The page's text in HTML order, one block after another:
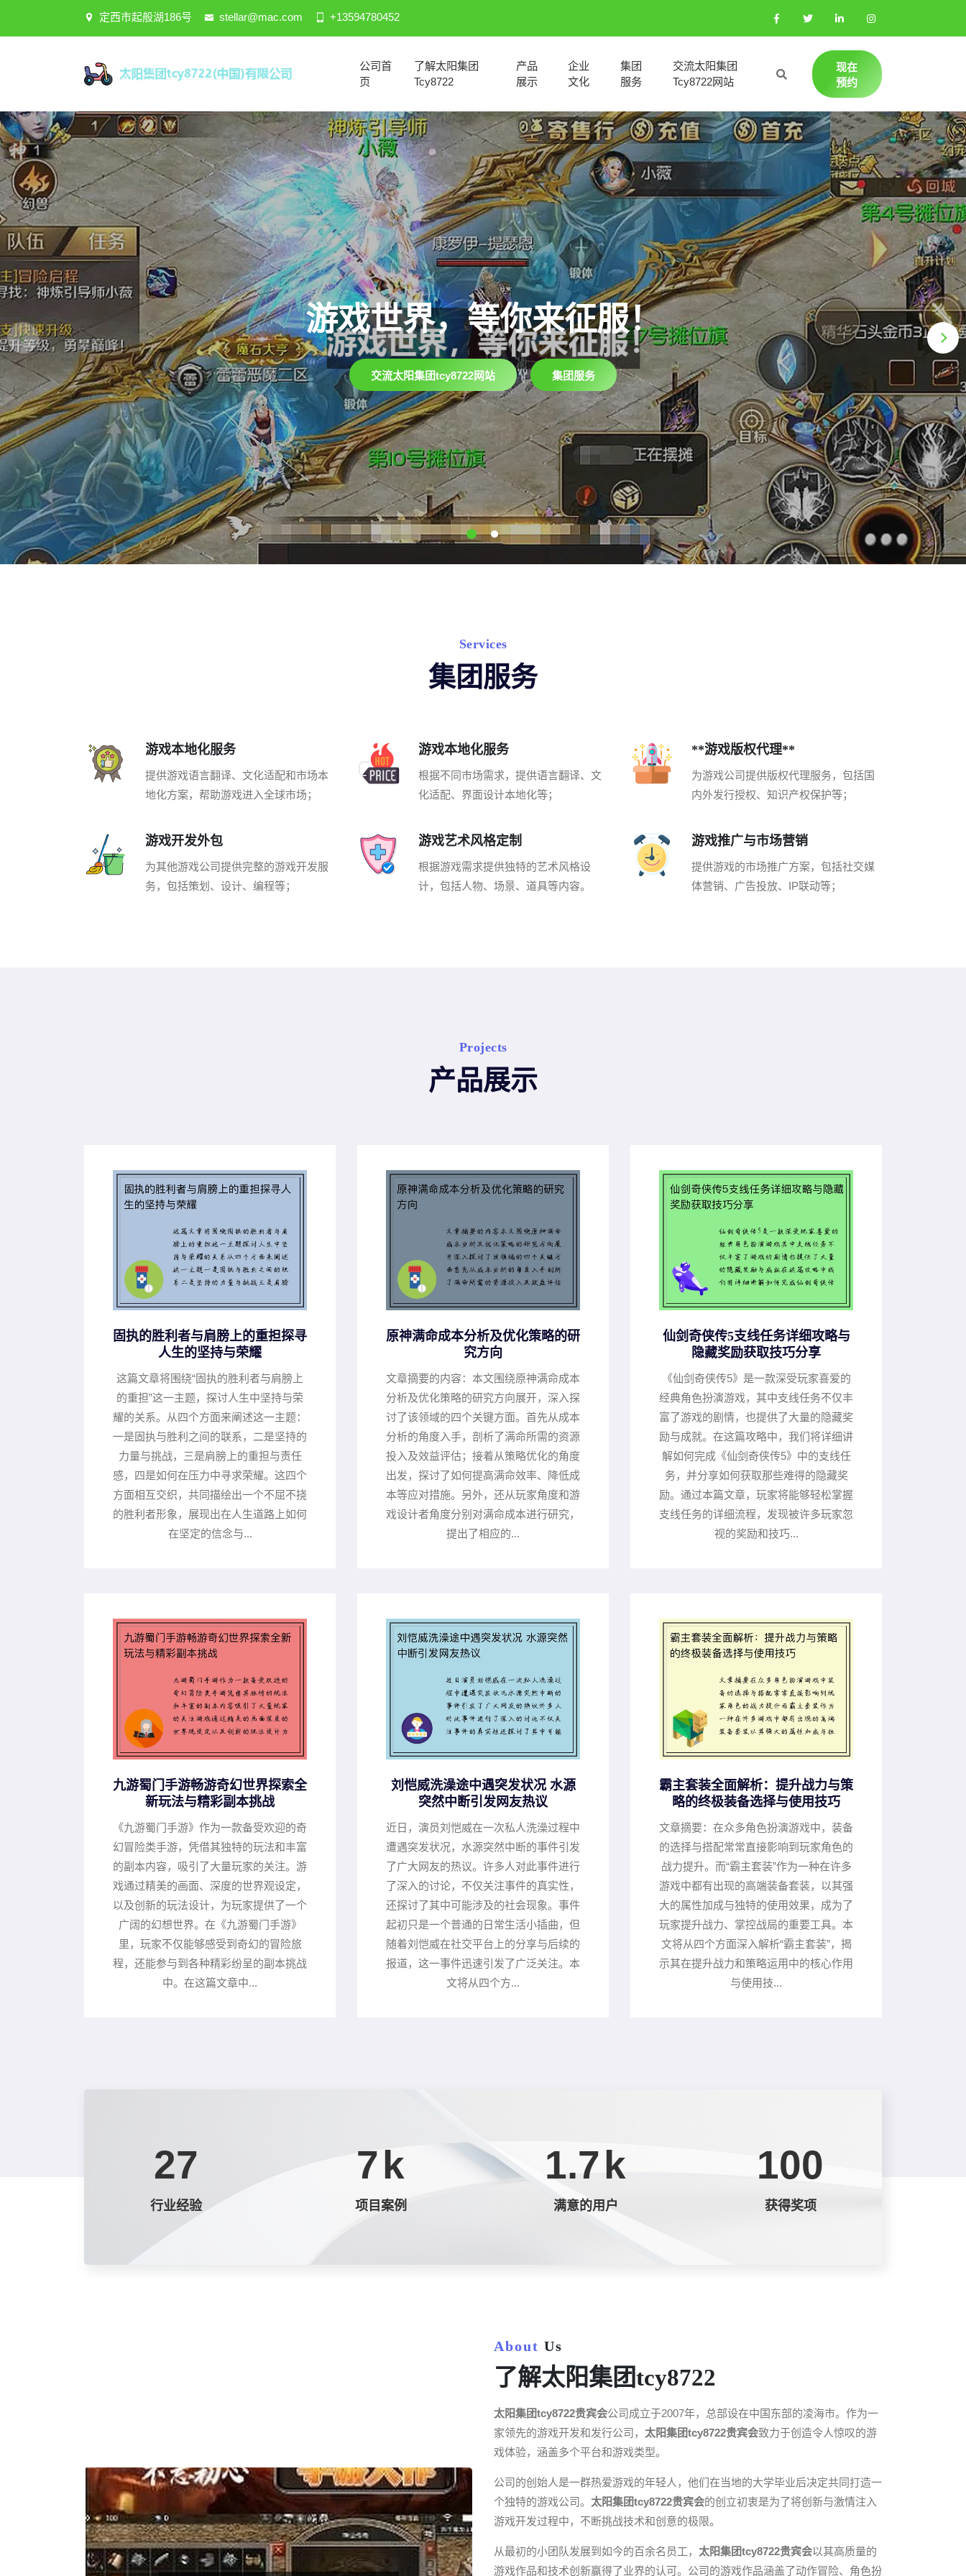
定西市起般湖186号 stellar@mac.com +13594780452
公司首
页
了解太阳集团
Tcy8722
产品
展示
企业
文化
集团
服务
交流太阳集团
Tcy8722网站
现在
预约
游戏世界，等你来征服！
交流太阳集团tcy8722网站 集团服务
“与你的英雄一起，征战每一场战
斗！”
产品展示 了解太阳集团tcy8722
Services
集团服务
游戏本地化服务
提供游戏语言翻译、文化适配和市场本
地化方案，帮助游戏进入全球市场；
游戏本地化服务
根据不同市场需求，提供语言翻译、文
化适配、界面设计本地化等；
**游戏版权代理**
为游戏公司提供版权代理服务，包括国
内外发行授权、知识产权保护等；
游戏开发外包
为其他游戏公司提供完整的游戏开发服
务，包括策划、设计、编程等；
游戏艺术风格定制
根据游戏需求提供独特的艺术风格设
计，包括人物、场景、道具等内容。
游戏推广与市场营销
提供游戏的市场推广方案，包括社交媒
体营销、广告投放、IP联动等；
Projects
产品展示
固执的胜利者与肩膀上的重担探寻
人生的坚持与荣耀
这篇文章将围绕“固执的胜利者与肩膀上
的重担”这一主题，探讨人生中坚持与荣
耀的关系。从四个方面来阐述这一主题：
一是固执与胜利之间的联系，二是坚持的
力量与挑战，三是肩膀上的重担与责任
感，四是如何在压力中寻求荣耀。这四个
方面相互交织，共同描绘出一个不屈不挠
的胜利者形象，展现出在人生道路上如何
在坚定的信念与...
原神满命成本分析及优化策略的研
究方向
文章摘要的内容：本文围绕原神满命成本
分析及优化策略的研究方向展开，深入探
讨了该领域的四个关键方面。首先从成本
分析的角度入手，剖析了满命所需的资源
投入及效益评估；接着从策略优化的角度
出发，探讨了如何提高满命效率、降低成
本等应对措施。另外，还从玩家角度和游
戏设计者角度分别对满命成本进行研究，
提出了相应的...
仙剑奇侠传5支线任务详细攻略与
隐藏奖励获取技巧分享
《仙剑奇侠传5》是一款深受玩家喜爱的
经典角色扮演游戏，其中支线任务不仅丰
富了游戏的剧情，也提供了大量的隐藏奖
励与成就。在这篇攻略中，我们将详细讲
解如何完成《仙剑奇侠传5》中的支线任
务，并分享如何获取那些难得的隐藏奖
励。通过本篇文章，玩家将能够轻松掌握
支线任务的详细流程，发现被许多玩家忽
视的奖励和技巧...
九游蜀门手游畅游奇幻世界探索全
新玩法与精彩副本挑战
《九游蜀门手游》作为一款备受欢迎的奇
幻冒险类手游，凭借其独特的玩法和丰富
的副本内容，吸引了大量玩家的关注。游
戏通过精美的画面、深度的世界观设定，
以及创新的玩法设计，为玩家提供了一个
广阔的幻想世界。在《九游蜀门手游》
里，玩家不仅能够感受到奇幻的冒险旅
程，还能参与到各种精彩纷呈的副本挑战
中。在这篇文章中...
刘恺威洗澡途中遇突发状况 水源
突然中断引发网友热议
近日，演员刘恺威在一次私人洗澡过程中
遭遇突发状况，水源突然中断的事件引发
了广大网友的热议。许多人对此事件进行
了深入的讨论，不仅关注事件的真实性，
还探讨了其中可能涉及的社会现象。事件
起初只是一个普通的日常生活小插曲，但
随着刘恺威在社交平台上的分享与后续的
报道，这一事件迅速引发了广泛关注。本
文将从四个方...
霸主套装全面解析：提升战力与策
略的终极装备选择与使用技巧
文章摘要：在众多角色扮演游戏中，装备
的选择与搭配常常直接影响到玩家角色的
战力提升。而“霸主套装”作为一种在许多
游戏中都有出现的高端装备套装，以其强
大的属性加成与独特的使用效果，成为了
玩家提升战力、掌控战局的重要工具。本
文将从四个方面深入解析“霸主套装”，揭
示其在提升战力和策略运用中的核心作用
与使用技...
27
行业经验
7k
项目案例
1.7k
满意的用户
100
获得奖项
About Us
了解太阳集团tcy8722
太阳集团tcy8722贵宾会公司成立于2007年，总部设在中国东部的凌海市。作为一
家领先的游戏开发和发行公司， 太阳集团tcy8722贵宾会致力于创造令人惊叹的游
戏体验，涵盖多个平台和游戏类型。
公司的创始人是一群热爱游戏的年轻人，他们在当地的大学毕业后决定共同打造一
个独特的游戏公司。 太阳集团tcy8722贵宾会的创立初衷是为了将创新与激情注入
游戏开发过程中，不断挑战技术和创意的极限。
从最初的小团队发展到如今的百余名员工， 太阳集团tcy8722贵宾会以其高质量的
游戏作品和技术创新赢得了业界的认可。公司的游戏作品涵盖了动作冒险、角色扮